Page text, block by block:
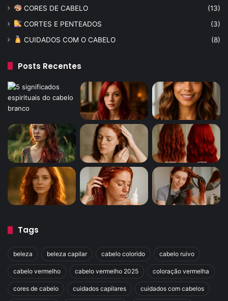
CORES DE CABELO
(13)
CORTES E PENTEADOS
(3)
CUIDADOS COM O CABELO
(8)
Posts Recentes
Tags
beleza beleza capilar cabelo colorido cabelo ruivo
cabelo vermelho cabelo vermelho 2025 coloração vermelha
cores de cabelo cuidados capilares cuidados com cabelos